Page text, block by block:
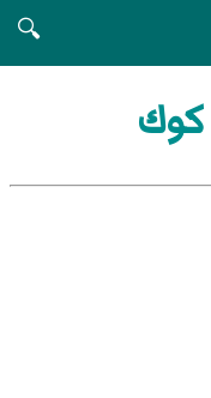
🔍